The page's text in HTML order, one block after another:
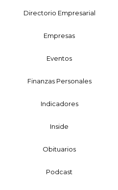
Directorio Empresarial
Empresas
Eventos
Finanzas Personales
Indicadores
Inside
Obituarios
Podcast